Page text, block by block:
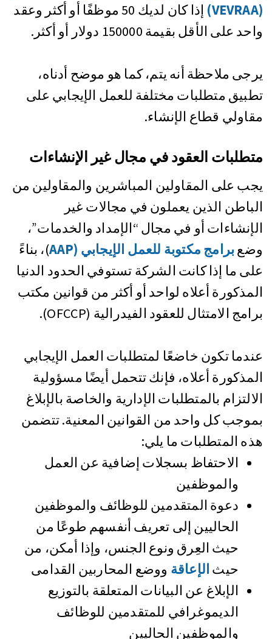
(VEVRAA)
إذا كان لديك 50 موظفًا أو أكثر وعقد
واحد على الأقل بقيمة 150000 دولار أو أكثر.
يرجى ملاحظة أنه يتم، كما هو موضح أدناه،
تطبيق متطلبات مختلفة للعمل الإيجابي على
مقاولي قطاع الإنشاء.
متطلبات العقود في مجال غير الإنشاءات
يجب على المقاولين المباشرين والمقاولين من
الباطن الذين يعملون في مجالات غير
الإنشاءات أو في مجال “الإمداد والخدمات”،
وضعبرامج مكتوبة للعمل الإيجابي (AAP
)، بناءً
على ما إذا كانت الشركة تستوفي الحدود الدنيا
المذكورة أعلاه لواحد أو أكثر من قوانين مكتب
برامج الامتثال للعقود الفيدرالية (OFCCP).
عندما تكون خاضعًا لمتطلبات العمل الإيجابي
المذكورة أعلاه، فإنك تتحمل أيضًا مسؤولية
الالتزام بالمتطلبات الإدارية والخاصة بالإبلاغ
بموجب كل واحد من القوانين المعنية. تتضمن
هذه المتطلبات ما يلي:
الاحتفاظ بسجلات إضافية عن العمل
والموظفين
دعوة المتقدمين للوظائف والموظفين
الحاليين إلى تعريف أنفسهم طوعًا من
حيث العِرق ونوع الجنس، وإذا أمكن، من
حيث الإعاقة ووضع المحاربين القدامى
الإبلاغ عن البيانات المتعلقة بالتوزيع
الديموغرافي للمتقدمين للوظائف
والموظفين الحاليين